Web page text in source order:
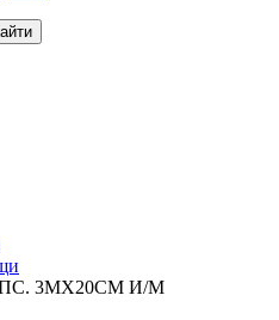
3МХ20СМ И/М